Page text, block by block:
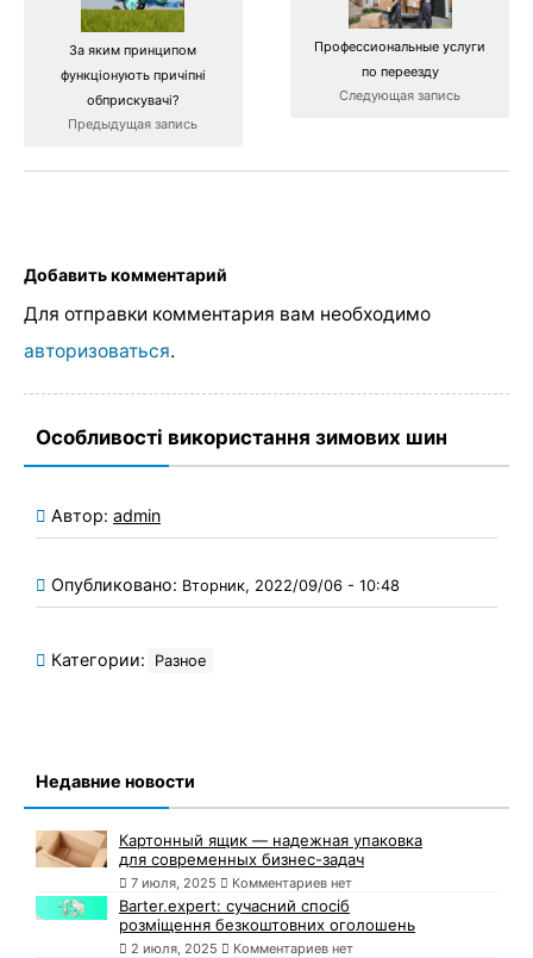
За яким принципом
функціонують причіпні
обприскувачі?
Предыдущая запись
Профессиональные услуги
по переезду
Следующая запись
Добавить комментарий
Для отправки комментария вам необходимо
авторизоваться.
Особливості використання зимових шин
Автор: admin
Опубликовано: Вторник, 2022/09/06 - 10:48
Категории: Разное
Недавние новости
Картонный ящик — надежная упаковка
для современных бизнес-задач
7 июля, 2025 Комментариев нет
Barter.expert: сучасний спосіб
розміщення безкоштовних оголошень
2 июля, 2025 Комментариев нет